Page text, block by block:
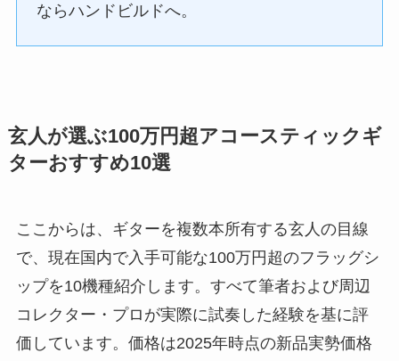
ならハンドビルドへ。
玄人が選ぶ100万円超アコースティックギ
ターおすすめ10選
ここからは、ギターを複数本所有する玄人の目線
で、現在国内で入手可能な100万円超のフラッグシ
ップを10機種紹介します。すべて筆者および周辺
コレクター・プロが実際に試奏した経験を基に評
価しています。価格は2025年時点の新品実勢価格